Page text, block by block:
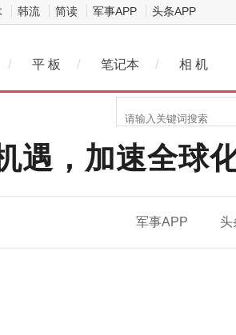
韩流 简读 军事APP 头条APP
/ 平 板 / 笔记本 / 相 机
遇，加速全球
军事APP 头